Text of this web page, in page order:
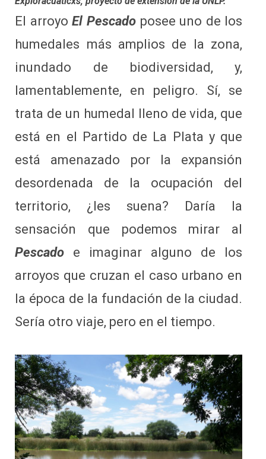
El arroyoEl Pescadoposee uno de los
humedales más amplios de la zona,
inundado de biodiversidad, y,
lamentablemente, en peligro. Sí, se
trata de un humedal lleno de vida, que
está en el Partido de La Plata y que
está amenazado por la expansión
desordenada de la ocupación del
territorio, ¿les suena? Daría la
sensación que podemos mirar al
Pescado e imaginar alguno de los
arroyos que cruzan el caso urbano en
la época de la fundación de la ciudad.
Sería otro viaje, pero en el tiempo.